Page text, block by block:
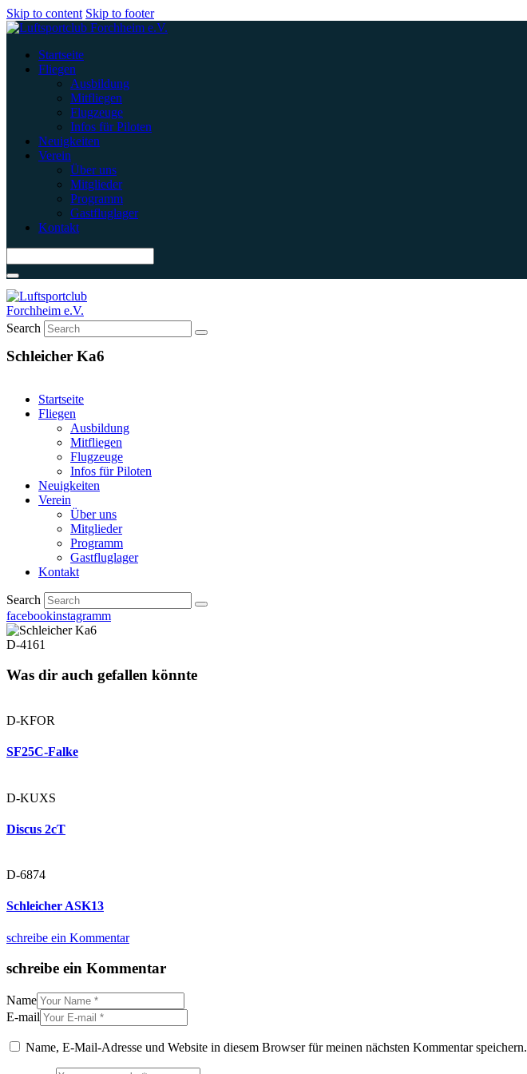
Skip to content Skip to footer
Startseite
Fliegen
Ausbildung
Mitfliegen
Flugzeuge
Infos für Piloten
Neuigkeiten
Verein
Über uns
Mitglieder
Programm
Gastfluglager
Kontakt
Search
Schleicher Ka6
Startseite
Fliegen
Ausbildung
Mitfliegen
Flugzeuge
Infos für Piloten
Neuigkeiten
Verein
Über uns
Mitglieder
Programm
Gastfluglager
Kontakt
Search
facebookinstagramm
D-4161
Was dir auch gefallen könnte
D-KFOR
SF25C-Falke
D-KUXS
Discus 2cT
D-6874
Schleicher ASK13
schreibe ein Kommentar
schreibe ein Kommentar
Name
E-mail
Name, E-Mail-Adresse und Website in diesem Browser für meinen nächsten Kommentar speichern.